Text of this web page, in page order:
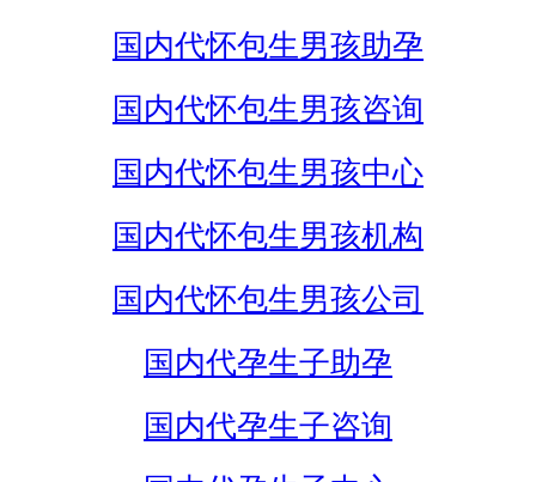
国内代怀包生男孩助孕
国内代怀包生男孩咨询
国内代怀包生男孩中心
国内代怀包生男孩机构
国内代怀包生男孩公司
国内代孕生子助孕
国内代孕生子咨询